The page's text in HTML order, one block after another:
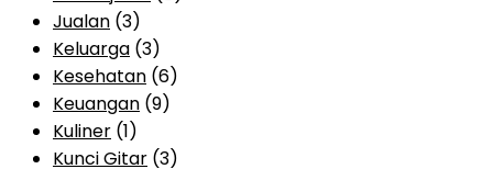
Jualan (3)
Keluarga (3)
Kesehatan (6)
Keuangan (9)
Kuliner (1)
Kunci Gitar (3)